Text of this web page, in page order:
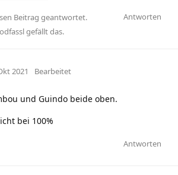
Antworten
Beitrag geantwortet.
gefällt das.
2021 Bearbeitet
und Guindo beide oben.
bei 100%
Antworten